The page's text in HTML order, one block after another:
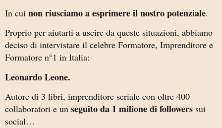
In cui non riusciamo a esprimere il nostro potenziale.
Proprio per aiutarti a uscire da queste situazioni, abbiamo
deciso di intervistare il celebre Formatore, Imprenditore e
Formatore n°1 in Italia:
Leonardo Leone.
Autore di 3 libri, imprenditore seriale con oltre 400
collaboratori e un seguito da 1 milione di followers sui
social…